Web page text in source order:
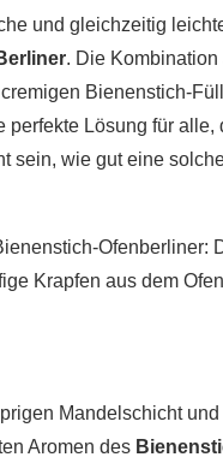
und gleichzeitig
. Die
Bienenstich-
Lösung für alle,
sein, wie gut eine
Mandelschicht
Aromen des